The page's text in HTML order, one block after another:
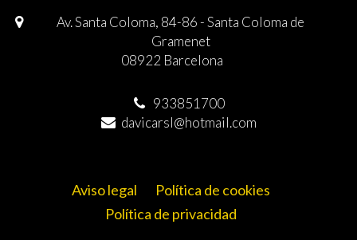
Av. Santa Coloma, 84-86 - Santa Coloma de
Gramenet
08922 Barcelona
933851700
davicarsl@hotmail.com
Aviso legal
Política de cookies
Política de privacidad